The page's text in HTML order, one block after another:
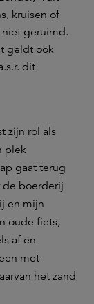
kruisen of
geruimd.
geldt ook
dit
zijn rol als
plek
gaat terug
de boerderij
en mijn
oude fiets,
af en
met
het zand